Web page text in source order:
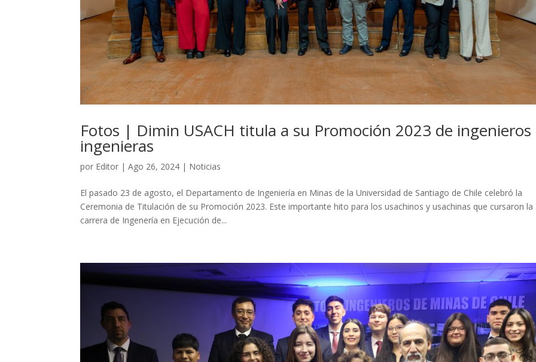
Fotos | Dimin USACH titula a su Promoción 2023 de ingenieros
ingenieras
por Editor |Ago 26, 2024 | Noticias
El pasado 23 de agosto, el Departamento de Ingeniería en Minas de la Universidad de Santiago de Chile celebró la
Ceremonia de Titulación de su Promoción 2023. Este importante hito para los usachinos y usachinas que cursaron la
carrera de Ingenería en Ejecución de...